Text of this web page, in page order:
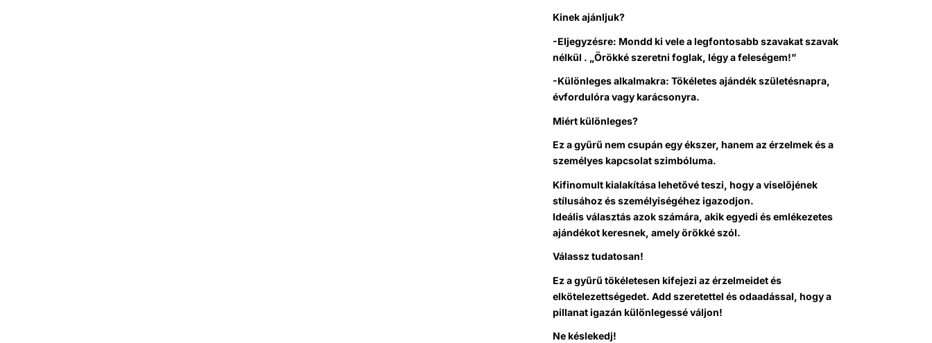
Kinek ajánljuk?
-Eljegyzésre: Mondd ki vele a legfontosabb szavakat szavak
nélkül . „Örökké szeretni foglak, légy a feleségem!”
-Különleges alkalmakra: Tökéletes ajándék születésnapra,
évfordulóra vagy karácsonyra.
Miért különleges?
Ez a gyűrű nem csupán egy ékszer, hanem az érzelmek és a
személyes kapcsolat szimbóluma.
Kifinomult kialakítása lehetővé teszi, hogy a viselőjének
stílusához és személyiségéhez igazodjon.
Ideális választás azok számára, akik egyedi és emlékezetes
ajándékot keresnek, amely örökké szól.
Válassz tudatosan!
Ez a gyűrű tökéletesen kifejezi az érzelmeidet és
elkötelezettségedet. Add szeretettel és odaadással, hogy a
pillanat igazán különlegessé váljon!
Ne késlekedj!